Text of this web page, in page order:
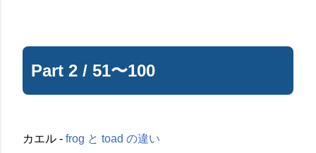
Part 2 / 51〜100
カエル - frog と toad の違い